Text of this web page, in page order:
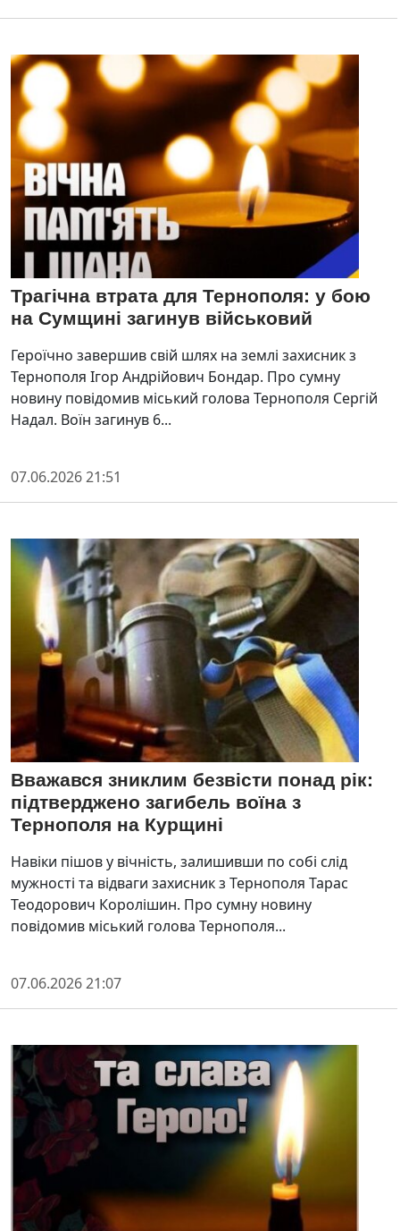
Трагічна втрата для Тернополя: у бою
на Сумщині загинув військовий
Героїчно завершив свій шлях на землі захисник з
Тернополя Ігор Андрійович Бондар. Про сумну
новину повідомив міський голова Тернополя Сергій
Надал. Воїн загинув 6...
07.06.2026 21:51
Вважався зниклим безвісти понад рік:
підтверджено загибель воїна з
Тернополя на Курщині
Навіки пішов у вічність, залишивши по собі слід
мужності та відваги захисник з Тернополя Тарас
Теодорович Королішин. Про сумну новину
повідомив міський голова Тернополя...
07.06.2026 21:07